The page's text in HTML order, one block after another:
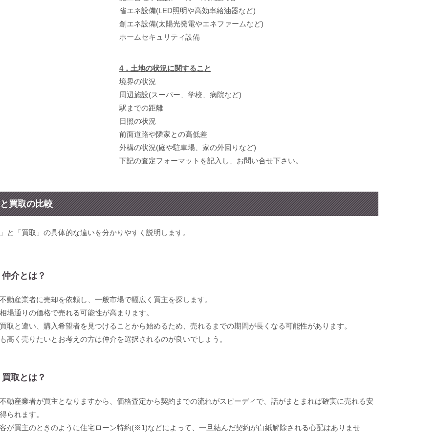
省エネ設備(LED照明や高効率給油器など)
創エネ設備(太陽光発電やエネファームなど)
ホームセキュリティ設備
4．土地の状況に関すること
境界の状況
周辺施設(スーパー、学校、病院など)
駅までの距離
日照の状況
前面道路や隣家との高低差
外構の状況(庭や駐車場、家の外回りなど)
下記の査定フォーマットを記入し、お問い合せ下さい。
買取の比較
と「買取」の具体的な違いを分かりやすく説明します。
仲介とは？
動産業者に売却を依頼し、一般市場で幅広く買主を探します。
場通りの価格で売れる可能性が高まります。
取と違い、購入希望者を見つけることから始めるため、売れるまでの期間が長くなる可能性があります。
高く売りたいとお考えの方は仲介を選択されるのが良いでしょう。
買取とは？
動産業者が買主となりますから、価格査定から契約までの流れがスピーディで、話がまとまれば確実に売れる安
られます。
が買主のときのように住宅ローン特約(※1)などによって、一旦結んだ契約が白紙解除される心配はありませ